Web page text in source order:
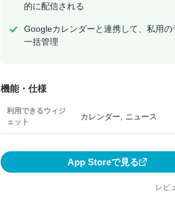
的に配信される
Googleカレンダーと連携して、私用の
一括管理
機能・仕様
利用できるウィジ
ェット
カレンダー, ニュース
App Storeで見る
レビ